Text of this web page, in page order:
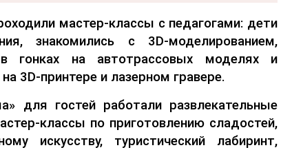
мастер-классы с педагогами: дети
знакомились с 3D-моделированием,
в гонках на автотрассовых моделях и
3D-принтере и лазерном гравере.
для гостей работали развлекательные
классы по приготовлению сладостей,
искусству, туристический лабиринт,